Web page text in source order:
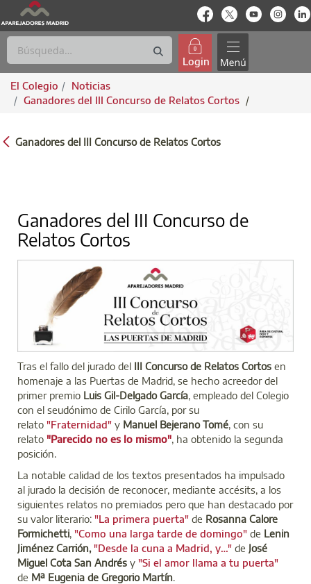
enlace-rrssenlace-rrss
enlace-
Login
El Colegio
Noticias
Ganadores del III Concurso de Relatos Cortos /
GANADORES DEL III CONCURSO DE
Ganadores del III Concurso de Relatos Cortos
Ganadores del III Concurso de
Relatos Cortos
Tras el fallo del jurado del III Concurso de Relatos Cortos en
homenaje a las Puertas de Madrid, se hecho acreedor del
primer premio Luis Gil-Delgado García , empleado del Colegio
con el seudónimo de Cirilo García, por su
relato "Fraternidad" y Manuel Bejerano Tomé , con su
relato "Parecido no es lo mismo" , ha obtenido la segunda
posición.
La notable calidad de los textos presentados ha impulsado
al jurado la decisión de reconocer, mediante accésits, a los
siguientes relatos no premiados pero que han destacado por
su valor literario: "La primera puerta" de Rosanna Calore
Formichetti "Como una larga tarde de domingo" de Lenin
Jiménez Carrión, "Desde la cuna a Madrid, y…" de José
Miguel Cota San Andrés y "Si el amor llama a tu puerta"
de Mª Eugenia de Gregorio Martín